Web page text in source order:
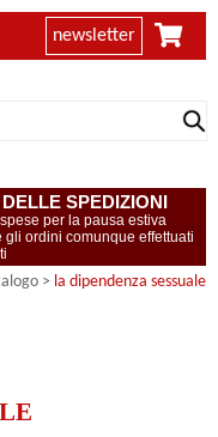
newsletter
SPEDIZIONI
per la pausa estiva
ordini comunque effettuati
> la dipendenza sessuale